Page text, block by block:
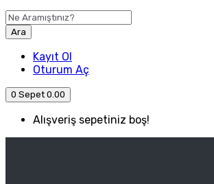
Ara
Kayıt Ol
Oturum Aç
0 Sepet 0.00
Alışveriş sepetiniz boş!